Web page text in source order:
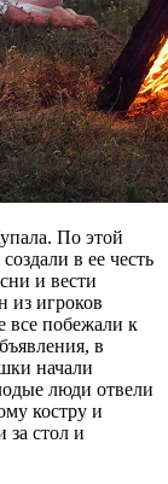
По этой
в ее честь
и вести
из игроков
все побежали к
в
начали
люди отвели
костру и
за стол и